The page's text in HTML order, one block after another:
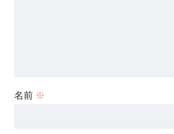
名前 ※